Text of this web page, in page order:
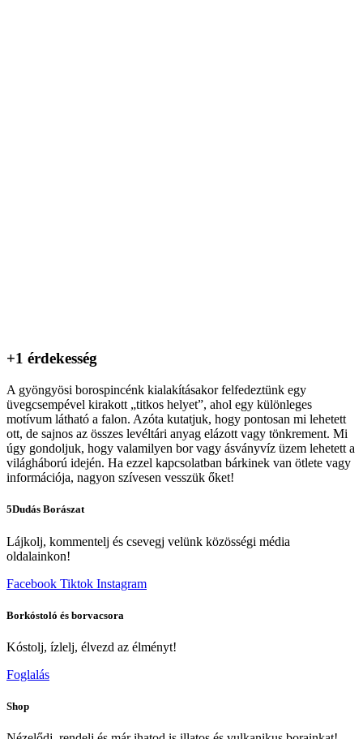
+1 érdekesség
A gyöngyösi borospincénk kialakításakor felfedeztünk egy
üvegcsempével kirakott „titkos helyet”, ahol egy különleges
motívum látható a falon. Azóta kutatjuk, hogy pontosan mi lehetett
ott, de sajnos az összes levéltári anyag elázott vagy tönkrement. Mi
úgy gondoljuk, hogy valamilyen bor vagy ásványvíz üzem lehetett a
világháború idején. Ha ezzel kapcsolatban bárkinek van ötlete vagy
információja, nagyon szívesen vesszük őket!
5Dudás Borászat
Lájkolj, kommentelj és csevegj velünk közösségi média
oldalainkon!
Facebook Tiktok Instagram
Borkóstoló és borvacsora
Kóstolj, ízlelj, élvezd az élményt!
Foglalás
Shop